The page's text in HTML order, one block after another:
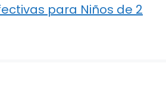
para Niños de 2